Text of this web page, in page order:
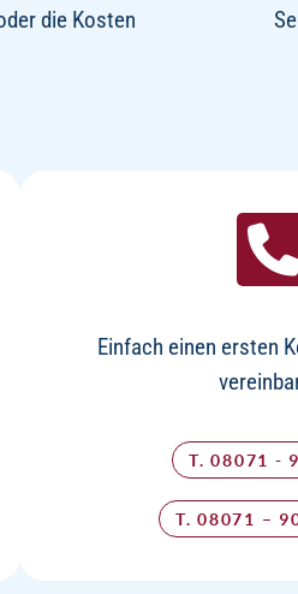
die Kosten
Einfach einen ersten
T. 08071 -
T. 08071 –